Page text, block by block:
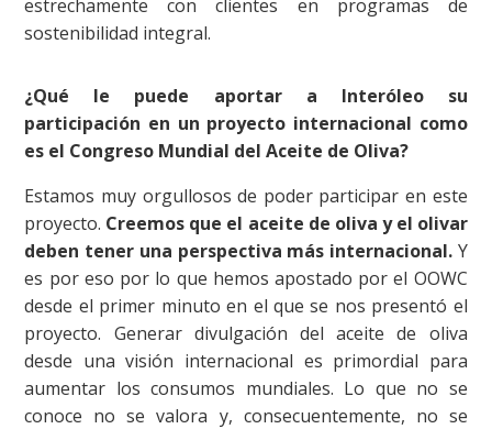
estrechamente con clientes en programas de
sostenibilidad integral.
¿Qué le puede aportar a Interóleo su
participación en un proyecto internacional como
es el Congreso Mundial del Aceite de Oliva?
Estamos muy orgullosos de poder participar en este
proyecto. Creemos que el aceite de oliva y el olivar
deben tener una perspectiva más internacional.Y
es por eso por lo que hemos apostado por el OOWC
desde el primer minuto en el que se nos presentó el
proyecto. Generar divulgación del aceite de oliva
desde una visión internacional es primordial para
aumentar los consumos mundiales. Lo que no se
conoce no se valora y, consecuentemente, no se